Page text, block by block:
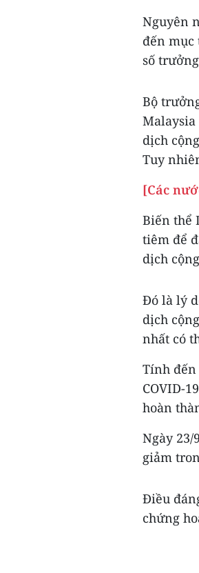
Nguyên
đến mục
số
Bộ
dịch
Tuy
[Các
Biến thể
tiêm để
dịch
Đó là lý
dịch
nhất có
Tính đến
COVID-
hoàn
Ngày 23/
giảm
Điều
chứng